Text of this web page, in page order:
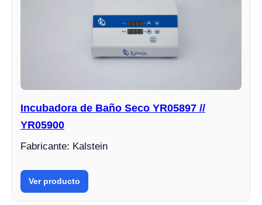
Incubadora de Baño Seco YR05897 //
YR05900
Fabricante: Kalstein
Ver producto